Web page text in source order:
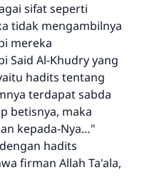
sifat seperti
tidak mengambilnya
mereka
Said Al-Khudry yang
hadits tentang
terdapat sabda
betisnya, maka
kepada-Nya…"
hadits
firman Allah Ta'ala,